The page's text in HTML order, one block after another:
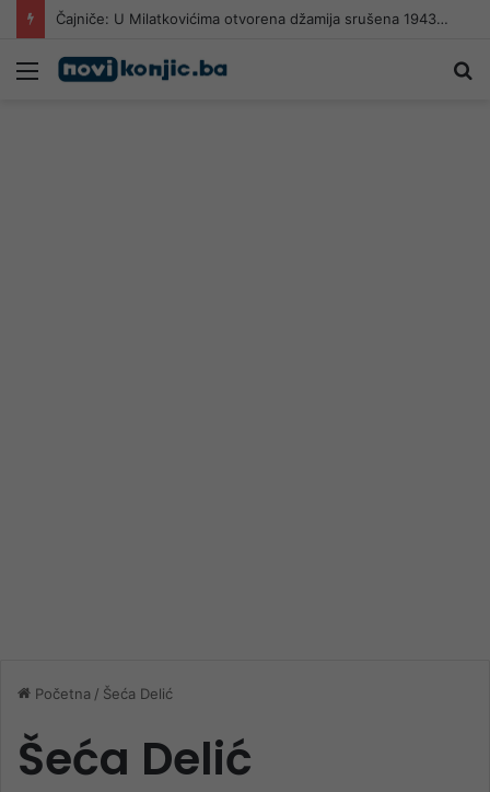
Čajniče: U Milatkovićima otvorena džamija srušena 1943. godine
Meni
Početna / Šeća Delić
Šeća Delić